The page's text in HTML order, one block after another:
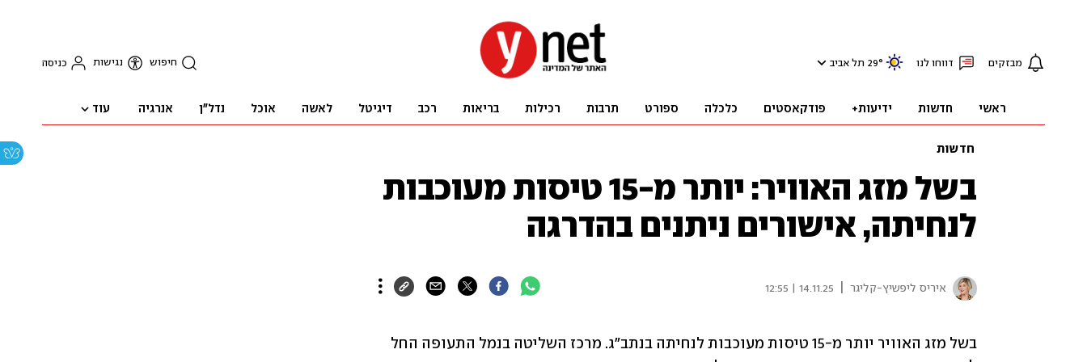
מבזקים דווחו לנו 29° תל אביב חיפוש נגישות כניסה
ראשי חדשות ידיעות+ פודקאסטים כלכלה ספורט תרבות רכילות בריאות רכב דיגיטל לאשה אוכל נדל"ן אנרגיה עוד
חדשות
בשל מזג האוויר: יותר מ-15 טיסות מעוכבות
לנחיתה, אישורים ניתנים בהדרגה
איריס ליפשיץ-קליגר 14.11.25 | 12:55